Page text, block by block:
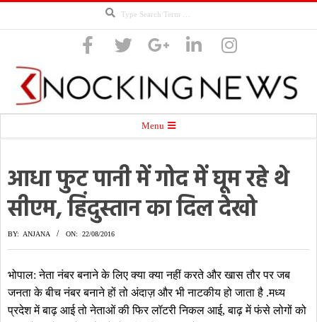
Knocking
News
Menu
आधा फुट पानी में गोद में घूम रहे थे
सीएम, हिंदुस्तान का दिल देखो
BY: ANJANA ON: 22/08/2016
भोपाल: नेता नंबर बनाने के लिए क्या क्या नहीं करते और खास तौर पर जब
जनता के बीच नंबर बनाने हों तो अंदाज़ और भी नाटकीय हो जाता है .मध्य
प्रदेश में बाढ़ आई तो नेताओं की फिर लॉटरी निकल आई, बाढ़ में फंसे लोगों को